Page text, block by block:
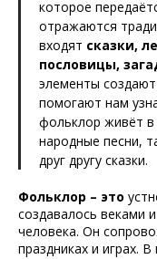
которое
отражаются
входят сказки,
пословицы,
элементы
помогают нам
фольклор живёт в
народные песни,
друг другу сказки.
Фольклор – это
создавалось веками
человека. Он
праздниках и играх.